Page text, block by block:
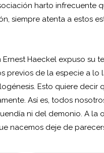
harto infrecuente
siempre atenta a estos
Haeckel expuso
previos de la especie a
Esto quiere decir
Así es, todos
ni del demonio. A la
nacemos deje de